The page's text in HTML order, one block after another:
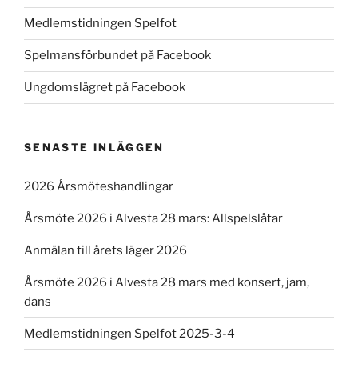
Medlemstidningen Spelfot
Spelmansförbundet på Facebook
Ungdomslägret på Facebook
SENASTE INLÄGGEN
2026 Årsmöteshandlingar
Årsmöte 2026 i Alvesta 28 mars: Allspelslåtar
Anmälan till årets läger 2026
Årsmöte 2026 i Alvesta 28 mars med konsert, jam,
dans
Medlemstidningen Spelfot 2025-3-4